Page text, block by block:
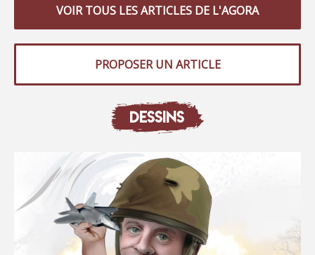
VOIR TOUS LES ARTICLES DE L'AGORA
PROPOSER UN ARTICLE
DESSINS